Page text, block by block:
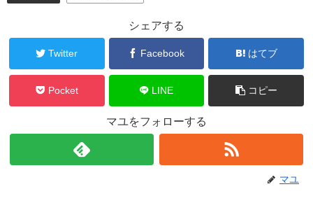
シェアする
Twitter Facebook はてブ
Pocket LINE コピー
マユをフォローする
マユ